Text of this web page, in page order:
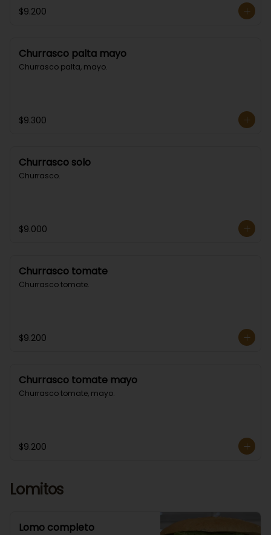
$9.200
Churrasco palta mayo
Churrasco palta, mayo.
$9.300
Churrasco solo
Churrasco.
$9.000
Churrasco tomate
Churrasco tomate.
$9.200
Churrasco tomate mayo
Churrasco tomate, mayo.
$9.200
Lomitos
Lomo completo